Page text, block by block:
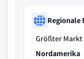
Regionale
Größter Markt
Nordamerika